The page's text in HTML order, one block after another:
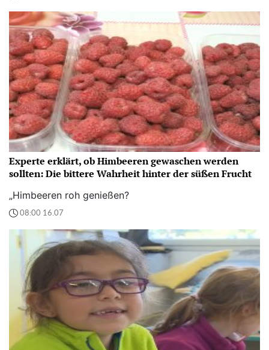
Experte erklärt, ob Himbeeren gewaschen werden
sollten: Die bittere Wahrheit hinter der süßen Frucht
„Himbeeren roh genießen?
08:00 16.07